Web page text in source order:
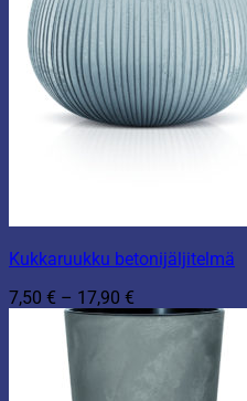
Kukkaruukku betonijäljitelmä
7,50 € – 17,90 €
7,50 €